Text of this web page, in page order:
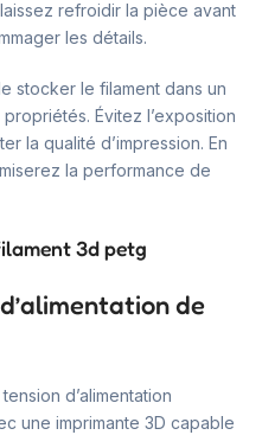
refroidir la pièce avant
les détails.
stocker le filament dans un
Évitez l’exposition
la qualité d’impression. En
la performance de
3d petg
de
d’alimentation
une imprimante 3D capable